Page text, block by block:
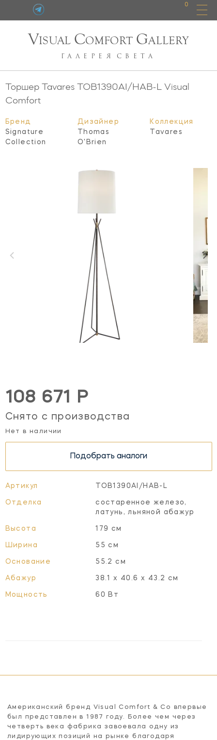
0
VISUAL COMFORT GALLERY
ГАЛЕРЕЯ СВЕТА
Торшер Tavares TOB1390AI/HAB-L
Visual
Comfort
Бренд
Signature
Collection
Дизайнер
Thomas
O'Brien
Коллекция
Tavares
108 671 Р
Снято с производства
Нет в наличии
Подобрать аналоги
Артикул TOB1390AI/HAB-L
Отделка
состаренное железо,
латунь, льняной абажур
Высота 179 см
Ширина 55 см
Основание 55.2 см
Абажур 38.1 х 40.6 х 43.2 см
Мощность 60 Вт
Американский бренд Visual Comfort & Co впервые
был представлен в 1987 году. Более чем через
четверть века фабрика завоевала одну из
лидирующих позиций на рынке благодаря